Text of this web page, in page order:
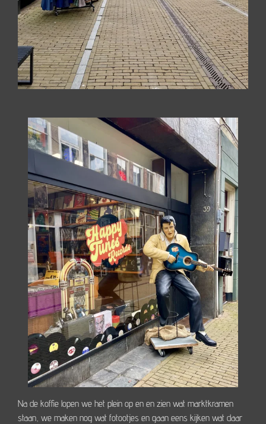
Na de koffie lopen we het plein op en en zien wat marktkramen
staan, we maken nog wat fotootjes en gaan eens kijken wat daar